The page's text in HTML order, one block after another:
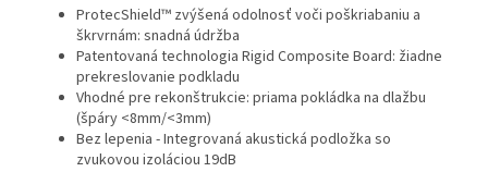
ProtecShield™ zvýšená odolnosť voči poškriabaniu a
škrvrnám: snadná údržba
Patentovaná technologia Rigid Composite Board: žiadne
prekreslovanie podkladu
Vhodné pre rekonštrukcie: priama pokládka na dlažbu
(špáry <8mm/<3mm)
Bez lepenia - Integrovaná akustická podložka so
zvukovou izoláciou 19dB